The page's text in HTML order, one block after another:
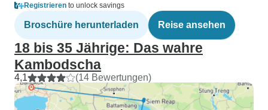
Registrieren to unlock savings
Broschüre herunterladen Reise ansehen
18 bis 35 Jährige: Das wahre
Kambodscha
4,1 (14 Bewertungen)